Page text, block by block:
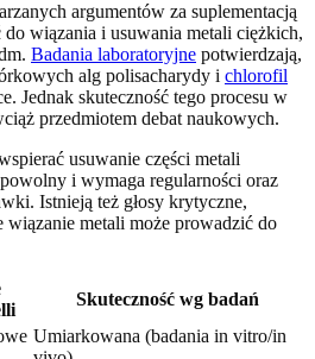
argumentów za suplementacją
wiązania i usuwania metali ciężkich,
Badania laboratoryjne potwierdzają,
alg polisacharydy i chlorofil
Jednak skuteczność tego procesu w
przedmiotem debat naukowych.
usuwanie części metali
i wymaga regularności oraz
Istnieją też głosy krytyczne,
wiązanie metali może prowadzić do
Skuteczność wg badań
Umiarkowana (badania in vitro/in